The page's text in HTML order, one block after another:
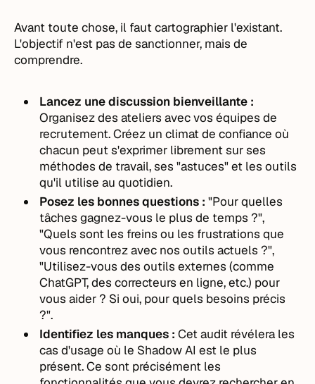
Avant toute chose, il faut cartographier l'existant.
L'objectif n'est pas de sanctionner, mais de
comprendre.
Lancez une discussion bienveillante :
Organisez des ateliers avec vos équipes de
recrutement. Créez un climat de confiance où
chacun peut s'exprimer librement sur ses
méthodes de travail, ses "astuces" et les outils
qu'il utilise au quotidien.
Posez les bonnes questions : "Pour quelles
tâches gagnez-vous le plus de temps ?",
"Quels sont les freins ou les frustrations que
vous rencontrez avec nos outils actuels ?",
"Utilisez-vous des outils externes (comme
ChatGPT, des correcteurs en ligne, etc.) pour
vous aider ? Si oui, pour quels besoins précis
?".
Identifiez les manques : Cet audit révélera les
cas d'usage où le Shadow AI est le plus
présent. Ce sont précisément les